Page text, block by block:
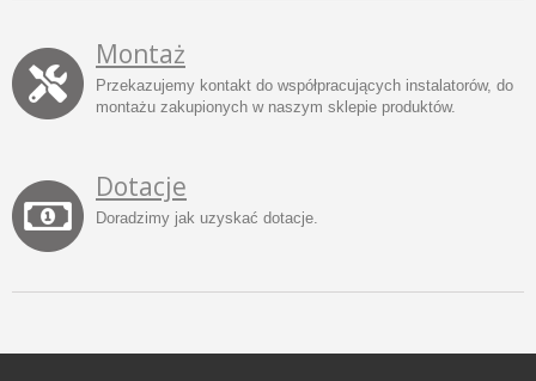
Montaż
Przekazujemy kontakt do współpracujących instalatorów, do
montażu zakupionych w naszym sklepie produktów.
Dotacje
Doradzimy jak uzyskać dotacje.